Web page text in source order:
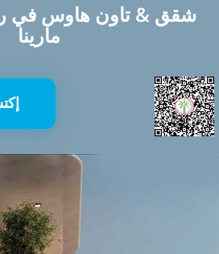
شقق & تاون هاوس في
مارينا